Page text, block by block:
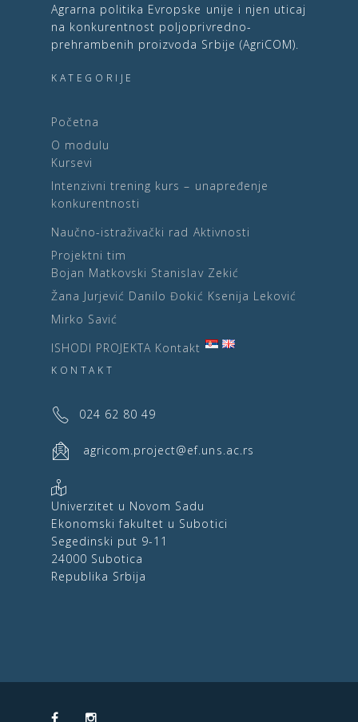
Agrarna politika Evropske unije i njen uticaj
na konkurentnost poljoprivredno-
prehrambenih proizvoda Srbije (AgriCOM).
KATEGORIJE
Početna
O modulu
Kursevi
Intenzivni trening kurs – unapređenje
konkurentnosti
Naučno-istraživački rad Aktivnosti
Projektni tim
Bojan Matkovski Stanislav Zekić
Žana Jurjević Danilo Đokić Ksenija Leković
Mirko Savić
ISHODI PROJEKTA Kontakt
KONTAKT
024 62 80 49
agricom.project@ef.uns.ac.rs
Univerzitet u Novom Sadu
Ekonomski fakultet u Subotici
Segedinski put 9-11
24000 Subotica
Republika Srbija